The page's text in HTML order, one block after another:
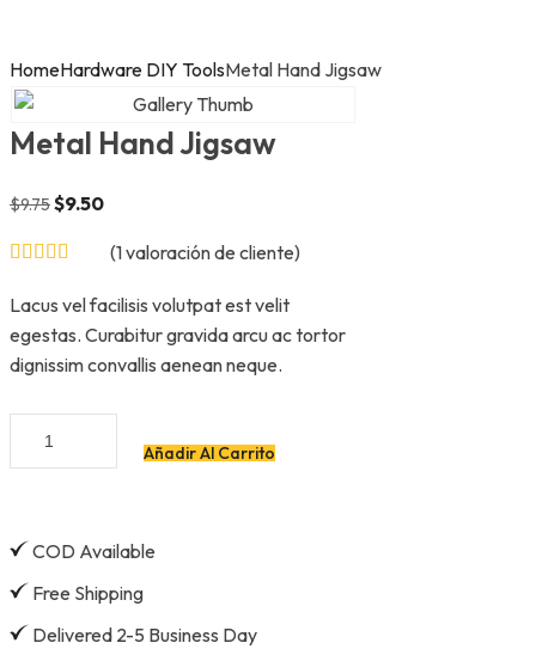
HomeHardware DIY ToolsMetal Hand Jigsaw
Metal Hand Jigsaw
$9.75$9.50
(1valoración de cliente)
Lacus vel facilisis volutpat est velit
egestas. Curabitur gravida arcu ac tortor
dignissim convallis aenean neque.
Añadir Al Carrito
COD Available
Free Shipping
Delivered 2-5 Business Day